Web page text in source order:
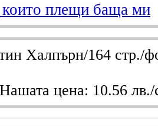
плещи баща ми
Халпърн/164 стр./
Нашата цена: 10.56 лв./